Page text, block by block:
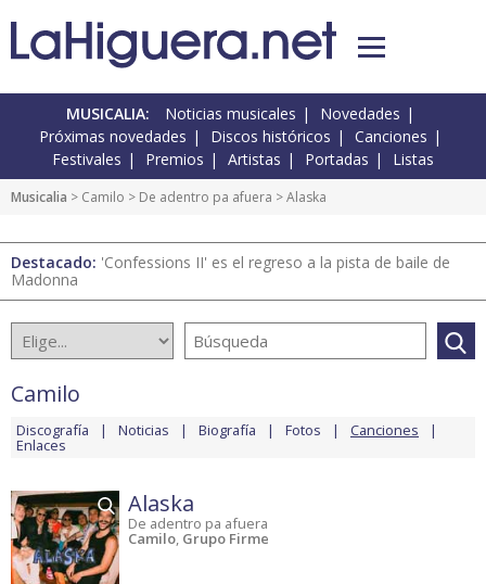
MUSICALIA: Noticias musicales
Novedades
Próximas novedades
Discos históricos
Canciones
Festivales
Premios Artistas Portadas Listas
Musicalia > Camilo > De adentro pa afuera > Alaska
Destacado: 'Confessions II' es el regreso a la pista de baile de
Madonna
Camilo
Discografía Noticias Biografía Fotos Canciones
Enlaces
Alaska
De adentro pa afuera
Camilo, Grupo Firme